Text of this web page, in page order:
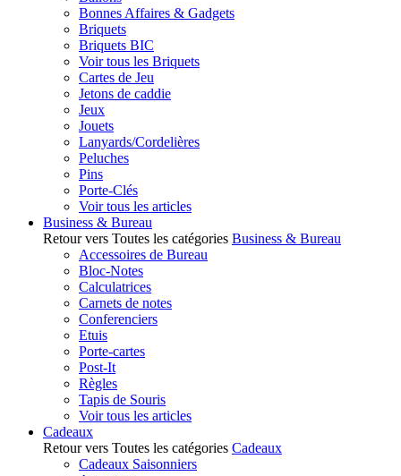
Bonnes Affaires & Gadgets
Briquets
Briquets BIC
Voir tous les Briquets
Cartes de Jeu
Jetons de caddie
Jeux
Jouets
Lanyards/Cordelières
Peluches
Pins
Porte-Clés
Voir tous les articles
Business & Bureau
Retour vers Toutes les catégories Business & Bureau
Accessoires de Bureau
Bloc-Notes
Calculatrices
Carnets de notes
Conferenciers
Etuis
Porte-cartes
Post-It
Règles
Tapis de Souris
Voir tous les articles
Cadeaux
Retour vers Toutes les catégories Cadeaux
Cadeaux Saisonniers